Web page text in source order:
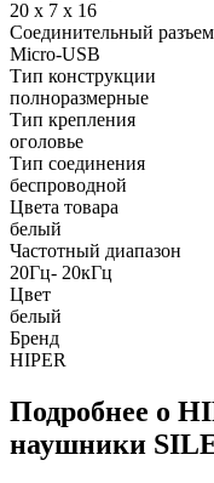
20 х 7 х 16
Соединительный разъем
Micro-USB
Тип конструкции
полноразмерные
Тип крепления
оголовье
Тип соединения
беспроводной
Цвета товара
белый
Частотный диапазон
20Гц- 20кГц
Цвет
белый
Бренд
HIPER
Подробнее о
наушники